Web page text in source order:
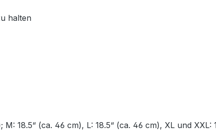
halten
18.5“ (ca. 46 cm), L: 18.5“ (ca. 46 cm), XL und XXL: